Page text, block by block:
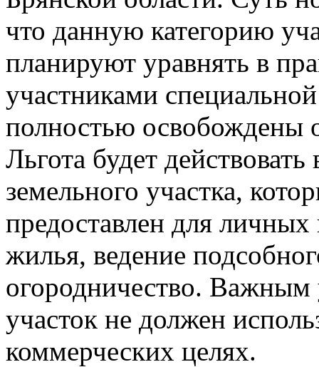
что данную категорию
планируют уравнять в
участниками
полностью освобождены
Льгота будет
земельного участка,
предоставлен для
жилья, ведение
огородничество. Важным
участок не должен
коммерческих целях.